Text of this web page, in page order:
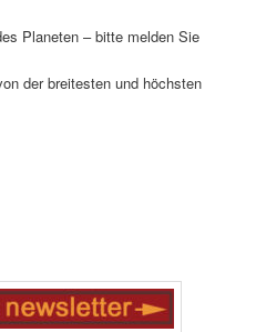
Planeten – bitte melden Sie
der breitesten und höchsten